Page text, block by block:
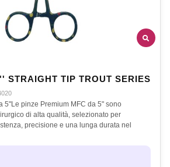
STRAIGHT TIP TROUT SERIES
5"Le pinze Premium MFC da 5" sono
di alta qualità, selezionato per
precisione e una lunga durata nel